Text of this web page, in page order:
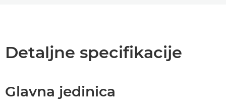
Detaljne specifikacije
Glavna jedinica